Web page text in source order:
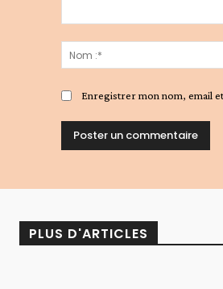
Enregistrer mon nom, email
PLUS D'ARTICLES